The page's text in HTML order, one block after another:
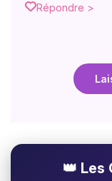
Répondre >
👑 Les